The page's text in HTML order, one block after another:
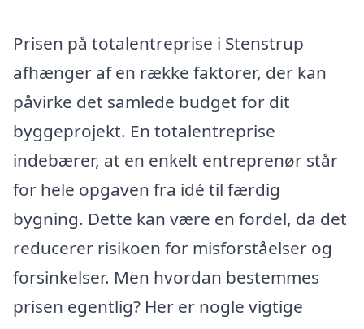
Prisen på totalentreprise i Stenstrup
afhænger af en række faktorer, der kan
påvirke det samlede budget for dit
byggeprojekt. En totalentreprise
indebærer, at en enkelt entreprenør står
for hele opgaven fra idé til færdig
bygning. Dette kan være en fordel, da det
reducerer risikoen for misforståelser og
forsinkelser. Men hvordan bestemmes
prisen egentlig? Her er nogle vigtige